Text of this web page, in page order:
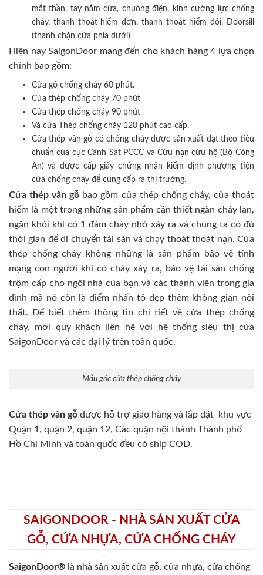
mắt thần, tay nắm cửa, chuông điện, kính cường lực chống
cháy, thanh thoát hiểm đơn, thanh thoát hiểm đôi, Doorsill
(thanh chặn cửa phía dưới)
Hiện nay SaigonDoor mang đến cho khách hàng 4 lựa chọn
chính bao gồm:
Cửa gỗ chống cháy 60 phút.
Cửa thép chống cháy 70 phút
Cửa thép chống cháy 90 phút
Và cửa Thép chống cháy 120 phút cao cấp.
Cửa thép vân gỗ có chống cháy được sản xuất đạt theo tiêu
chuẩn của cục Cảnh Sát PCCC và Cứu nạn cứu hộ (Bộ Công
An) và được cấp giấy chứng nhận kiểm định phương tiện
cửa chống cháy để cung cấp ra thị trường.
Cửa thép vân gỗ bao gồm cửa thép chống cháy, cửa thoát
hiểm là một trong những sản phẩm cần thiết ngăn cháy lan,
ngăn khói khi có 1 đám cháy nhỏ xảy ra và chúng ta có đủ
thời gian để di chuyển tài sản và chạy thoát thoát nạn. Cửa
thép chống cháy không những là sản phẩm bảo vệ tính
mạng con người khi có cháy xảy ra, bảo vệ tài sản chống
trộm cấp cho ngôi nhà của bạn và các thành viên trong gia
đình mà nó còn là điểm nhấn tô đẹp thêm không gian nội
thất. Để biết thêm thông tin chi tiết về cửa thép chống
cháy, mời quý khách liên hệ với hệ thống siêu thị cửa
SaigonDoor và các đại lý trên toàn quốc.
Mẫu góc cửa thép chống cháy
Cửa thép vân gỗ được hỗ trợ giao hàng và lắp đặt khu vực
Quận 1, quận 2, quận 12, Các quận nội thành Thành phố
Hồ Chí Minh và toàn quốc đều có ship COD.
SAIGONDOOR - NHÀ SẢN XUẤT CỬA
GỖ, CỬA NHỰA, CỬA CHỐNG CHÁY
SaigonDoor® là nhà sản xuất cửa gỗ, cửa nhựa, cửa chống